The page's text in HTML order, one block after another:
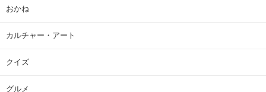
おかね
カルチャー・アート
クイズ
グルメ